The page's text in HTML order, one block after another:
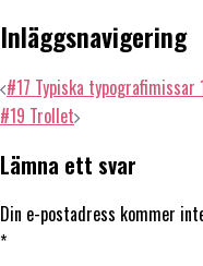
Inläggsnavigering
#17 Typiska typografimissar
#19 Trollet
Lämna ett svar
Din e-postadress kommer
*